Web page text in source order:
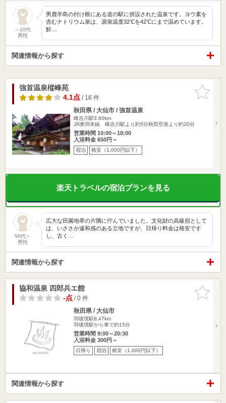
～10代
男性
男鹿半島の付け根にある道の駅に併設された温泉です。ヨウ素を
含むナトリウム泉は、源泉温度32℃を42℃にまで温めています。
鮮…
関連情報から探す
お気に入
りに追加
強首温泉樅峰苑
4.1点/ 16 件
秋田県 / 大仙市 / 強首温泉
峰吉川駅3.60km
JR奥羽本線 峰吉川駅より約5分秋田空港より約20分
営業時間 10:00～18:00
入浴料金 650円～
宿泊 格安（1,000円以下）
楽天トラベルの宿泊プランを見る
50代～
男性
広大な田園地帯の片隅に佇んでいました。文化財の高級宿として
は、いささか違和感のある立地ですが、日帰り料金は格安です
し、古く…
関連情報から探す
お気に入
りに追加
協和温泉 四郎兵エ館
-点/ 0 件
秋田県 / 大仙市
羽後境駅8.47km
羽後境駅から車で約15分
営業時間 9:00～20:30
入浴料金 300円～
日帰り 宿泊 格安（1,000円以下）
関連情報から探す